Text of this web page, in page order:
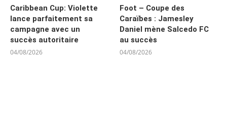
Caribbean Cup: Violette
lance parfaitement sa
campagne avec un
succès autoritaire
04/08/2026
Foot – Coupe des
Caraïbes : Jamesley
Daniel mène Salcedo FC
au succès
04/08/2026